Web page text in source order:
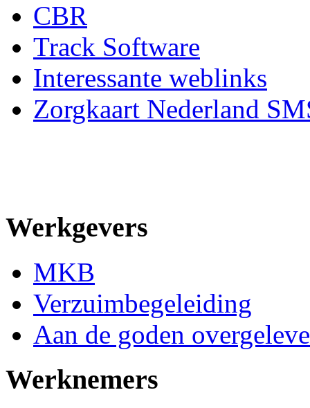
CBR
Track Software
Interessante weblinks
Zorgkaart Nederland
Werkgevers
MKB
Verzuimbegeleiding
Aan de goden
Werknemers